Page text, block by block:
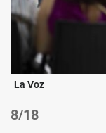
La Voz
/18